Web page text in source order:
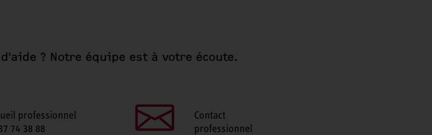
? Notre équipe est à votre écoute.
professionnel
74 38 88
Contact
professionnel